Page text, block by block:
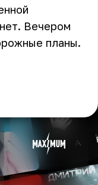
Вечером
планы.